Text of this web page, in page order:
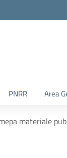
PNRR Area
materiale